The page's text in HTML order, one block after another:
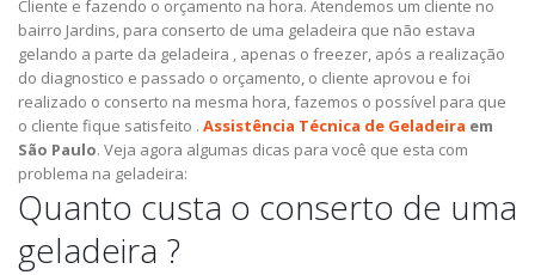
Cliente e fazendo o orçamento na hora. Atendemos um cliente no
bairro Jardins, para conserto de uma geladeira que não estava
gelando a parte da geladeira , apenas o freezer, após a realização
do diagnostico e passado o orçamento, o cliente aprovou e foi
realizado o conserto na mesma hora, fazemos o possível para que
o cliente fique satisfeito . Assistência Técnica de Geladeira em
São Paulo. Veja agora algumas dicas para você que esta com
problema na geladeira:
Quanto custa o conserto de uma
geladeira ?